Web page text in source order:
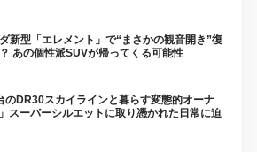
新型「エレメント」で“まさかの観音開き”復
あの個性派SUVが帰ってくる可能性
のDR30スカイラインと暮らす変態的オーナ
スーパーシルエットに取り憑かれた日常に迫